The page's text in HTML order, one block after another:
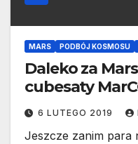
MARS PODBÓJ KOSMOSU
Daleko za
cubesaty
6 LUTEGO 2019
Jeszcze zanim para